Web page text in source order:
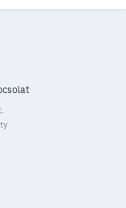
érvényes! A táblázatot